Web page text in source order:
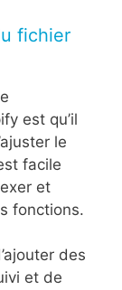
fichier
est qu’il
le
facile
et
fonctions.
des
et de